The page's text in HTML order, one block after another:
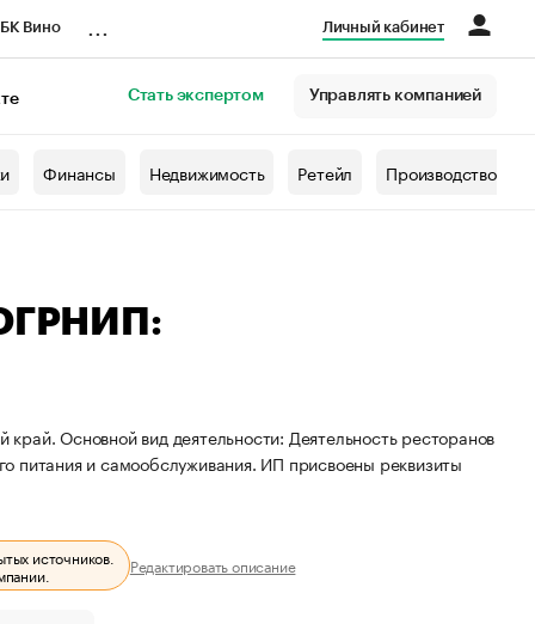
Вино Личный кабинет
Стать экспертом Управлять компанией
Финансы Недвижимость Ретейл Производство
Основной вид деятельности: Деятельность ресторанов
питания и самообслуживания. ИП присвоены реквизиты
источников.
Редактировать описание